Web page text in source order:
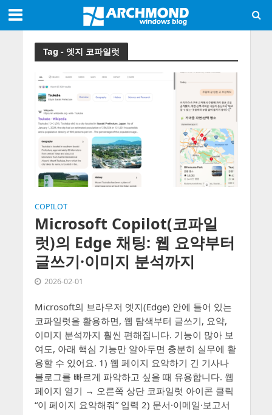
Tag - 엣지 코파일럿
COPILOT
Microsoft Copilot(코파일
럿)의 Edge 채팅: 웹 요약부터
글쓰기·이미지 분석까지
2026-02-01
Microsoft의 브라우저 엣지(Edge) 안에 들어 있는
코파일럿을 활용하면, 웹 탐색부터 글쓰기, 요약,
이미지 분석까지 훨씬 편해집니다. 기능이 많아 보
여도, 아래 핵심 기능만 알아두면 충분히 실무에 활
용할 수 있어요. 1) 웹 페이지 요약하기 긴 기사나
블로그를 빠르게 파악하고 싶을 때 유용합니다. 웹
페이지 열기 → 오른쪽 상단 코파일럿 아이콘 클릭
“이 페이지 요약해줘” 입력 2) 문서·이메일·보고서